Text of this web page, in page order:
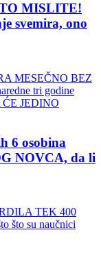
MISLITE!
svemira, ono
6 osobina
NOVCA, da li